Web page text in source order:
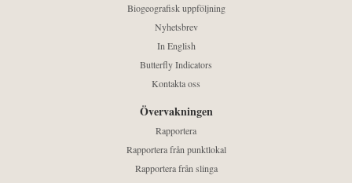
Biogeografisk uppföljning
Nyhetsbrev
In English
Butterfly Indicators
Kontakta oss
Övervakningen
Rapportera
Rapportera från punktlokal
Rapportera från slinga